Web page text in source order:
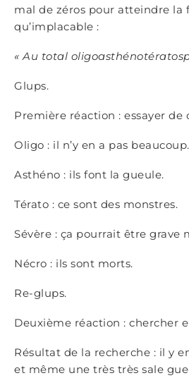
mal de zéros pour atteindre la
qu’implacable :
« Au total
Glups.
Première réaction : essayer
Oligo : il n’y en a pas beaucoup.
Asthéno : ils font la gueule.
Térato : ce sont des monstres.
Sévère : ça pourrait être grave
Nécro : ils sont morts.
Re-glups.
Deuxième réaction : chercher
Résultat de la recherche : il y
et même une très très sale